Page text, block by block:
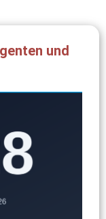
und